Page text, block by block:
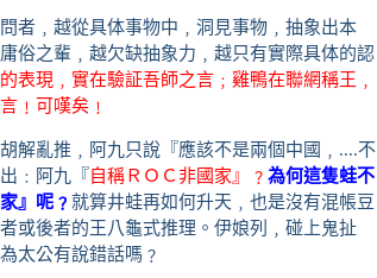
者﹐越從具体事物中﹐洞見事物﹐抽象出本
俗之輩﹐越欠缺抽象力﹐越只有實際具体的認
表現﹐實在驗証吾師之言﹔雞鴨在聯網稱王﹐
﹗可嘆矣﹗
解亂推﹐阿九只說『應該不是兩個中國﹐....不
﹕阿九『自稱ＲＯＣ非國家』﹖ 為何這隻蛙不
』呢﹖ 就算井蛙再如何升天﹐也是沒有混帳豆
或後者的王八龜式推理。伊娘列﹐碰上鬼扯
太公有說錯話嗎﹖